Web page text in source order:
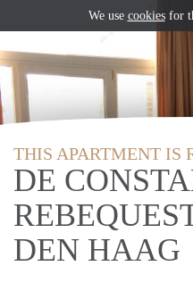
THIS APARTMENT IS
DE
DEN HAAG
We use cookiesfor